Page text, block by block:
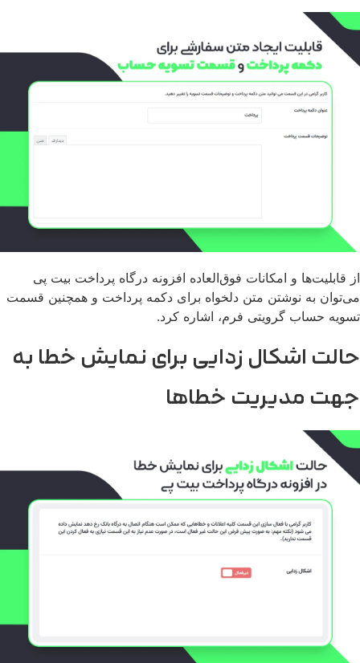
قابلیت‌ها و امکانات فوق‌العاده افزونه درگاه پرداخت بیت پی
به نوشتن متن دلخواه برای دکمه پرداخت و همچنین قسمت
حساب گرویتی فرم، اشاره کرد.
اشکال زدایی برای نمایش خطا به
مدیریت خطاها